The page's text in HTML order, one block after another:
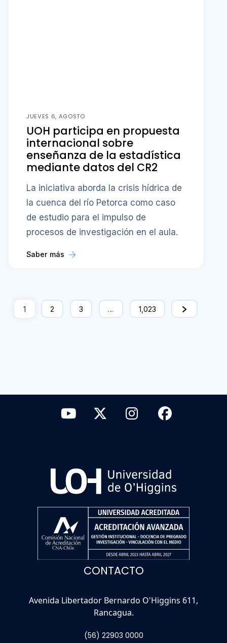
JUEVES 6, AGOSTO
UOH participa en propuesta
internacional sobre
enseñanza de la estadística
mediante datos del CR2
La iniciativa aborda la crisis hídrica de
la cuenca del río Petorca como caso
de estudio para el impulso de
procesos de investigación en el aula.
Saber más
1 2 3 … 1,023
CONTACTO
Avenida Libertador Bernardo O'Higgins 611,
Rancagua.
(56) 22903 0000